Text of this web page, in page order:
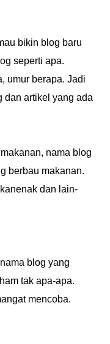
bikin blog baru
seperti apa.
umur berapa. Jadi
dan artikel yang ada
nama blog
berbau makanan.
dan lain-
blog yang
tak apa-apa.
mencoba.